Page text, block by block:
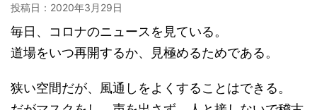
投稿日： 2020年3月29日
毎日、コロナのニュースを見ている。
道場をいつ再開するか、見極めるためである。
狭い空間だが、風通しをよくすることはできる。